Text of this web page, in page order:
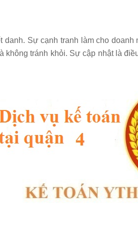
danh. Sự cạnh tranh làm cho
không tránh khỏi. Sự cập nhật là